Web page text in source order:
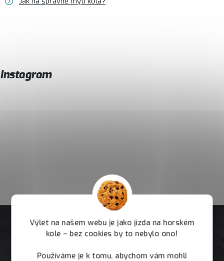
Výlet na našem webu je jako jízda na horském
kole – bez cookies by to nebylo ono!
Používáme je k tomu, abychom vám mohli
Instagram